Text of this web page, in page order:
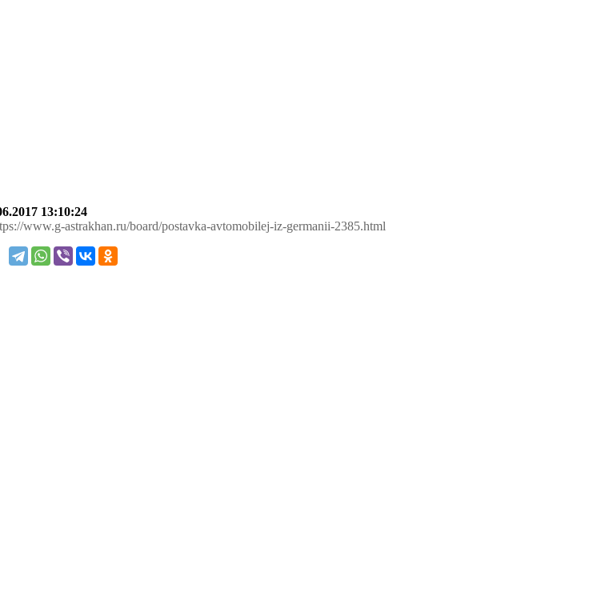
13:10:24
www.g-astrakhan.ru/board/postavka-avtomobilej-iz-germanii-2385.html